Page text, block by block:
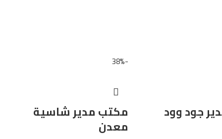
جود وود
-38%
مكتب مدير شاسية
معدن